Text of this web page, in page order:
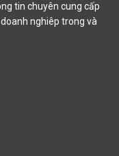
tin chuyên cung cấp
nghiêp trong và